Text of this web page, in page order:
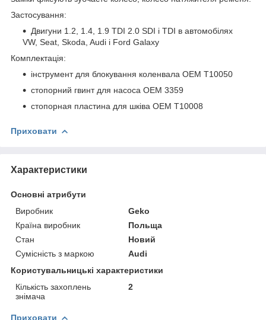
Застосування:
Двигуни 1.2, 1.4, 1.9 TDI 2.0 SDI і TDI в автомобілях
VW, Seat, Skoda, Audi і Ford Galaxy
Комплектація:
інструмент для блокування коленвала OEM T10050
стопорний гвинт для насоса OEM 3359
стопорная пластина для шківа OEM T10008
Приховати
Характеристики
Основні атрибути
Виробник
Geko
Країна виробник
Польща
Стан
Новий
Сумісність з маркою
Audi
Користувальницькі характеристики
Кількість захоплень
знімача
2
Приховати